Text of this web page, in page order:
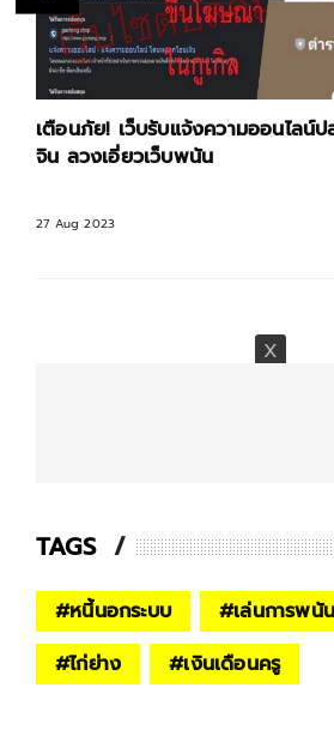
เตือนภัย! เว็บรับแจ้งความออนไลน์ป
จิน ลวงเอี่ยวเว็บพนัน
27 Aug 2023
TAGS
#หนี้นอกระบบ #เล่นการพนัน
#ไก่ย่าง #เงินเดือนครู